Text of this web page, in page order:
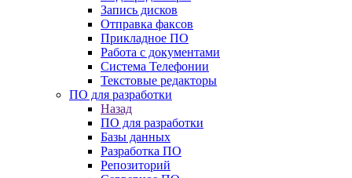
Запись дисков
Отправка факсов
Прикладное ПО
Работа с документами
Система Телефонии
Текстовые редакторы
ПО для разработки
Назад
ПО для разработки
Базы данных
Разработка ПО
Репозиторий